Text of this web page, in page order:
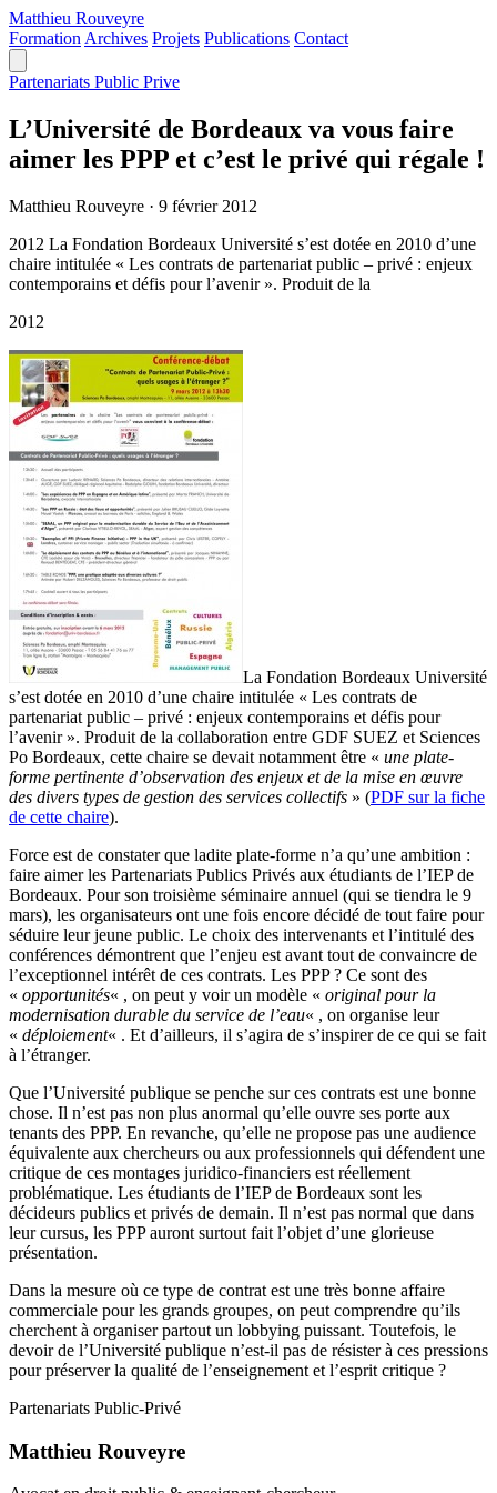
Matthieu Rouveyre
Formation Archives Projets Publications Contact
Partenariats Public Prive
L’Université de Bordeaux va vous faire
aimer les PPP et c’est le privé qui régale !
Matthieu Rouveyre · 9 février 2012
2012 La Fondation Bordeaux Université s’est dotée en 2010 d’une
chaire intitulée « Les contrats de partenariat public – privé : enjeux
contemporains et défis pour l’avenir ». Produit de la
2012
La Fondation Bordeaux Université
s’est dotée en 2010 d’une chaire intitulée « Les contrats de
partenariat public – privé : enjeux contemporains et défis pour
l’avenir ». Produit de la collaboration entre GDF SUEZ et Sciences
Po Bordeaux, cette chaire se devait notamment être « une plate-
forme pertinente d’observation des enjeux et de la mise en œuvre
des divers types de gestion des services collectifs » (PDF sur la fiche
de cette chaire).
Force est de constater que ladite plate-forme n’a qu’une ambition :
faire aimer les Partenariats Publics Privés aux étudiants de l’IEP de
Bordeaux. Pour son troisième séminaire annuel (qui se tiendra le 9
mars), les organisateurs ont une fois encore décidé de tout faire pour
séduire leur jeune public. Le choix des intervenants et l’intitulé des
conférences démontrent que l’enjeu est avant tout de convaincre de
l’exceptionnel intérêt de ces contrats. Les PPP ? Ce sont des
« opportunités« , on peut y voir un modèle « original pour la
modernisation durable du service de l’eau« , on organise leur
« déploiement« . Et d’ailleurs, il s’agira de s’inspirer de ce qui se fait
à l’étranger.
Que l’Université publique se penche sur ces contrats est une bonne
chose. Il n’est pas non plus anormal qu’elle ouvre ses porte aux
tenants des PPP. En revanche, qu’elle ne propose pas une audience
équivalente aux chercheurs ou aux professionnels qui défendent une
critique de ces montages juridico-financiers est réellement
problématique. Les étudiants de l’IEP de Bordeaux sont les
décideurs publics et privés de demain. Il n’est pas normal que dans
leur cursus, les PPP auront surtout fait l’objet d’une glorieuse
présentation.
Dans la mesure où ce type de contrat est une très bonne affaire
commerciale pour les grands groupes, on peut comprendre qu’ils
cherchent à organiser partout un lobbying puissant. Toutefois, le
devoir de l’Université publique n’est-il pas de résister à ces pressions
pour préserver la qualité de l’enseignement et l’esprit critique ?
Partenariats Public-Privé
Matthieu Rouveyre